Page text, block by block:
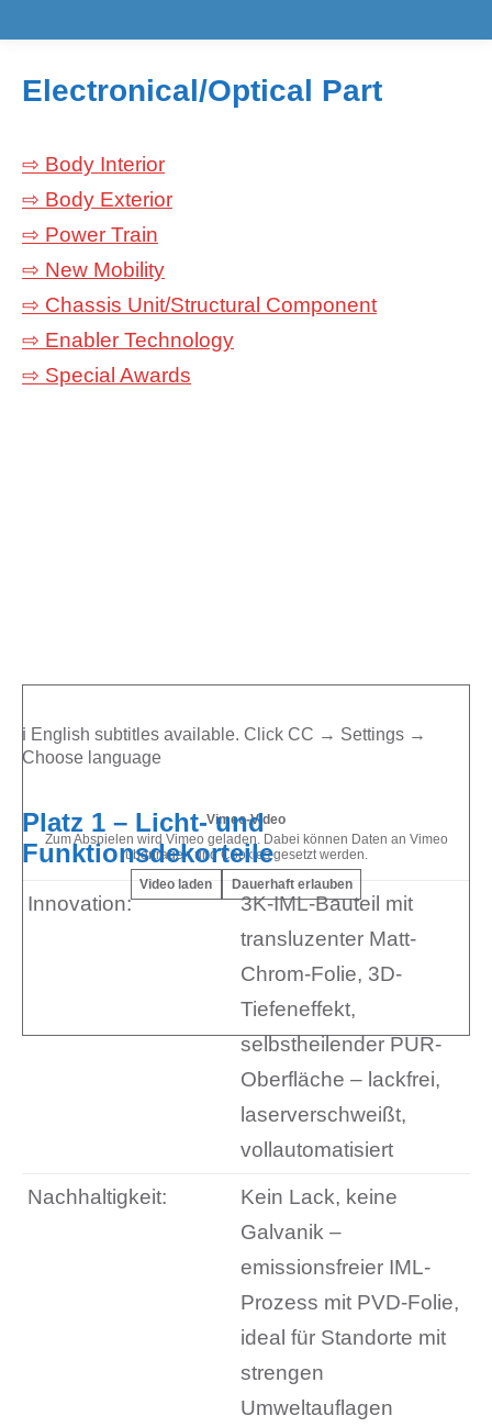
Electronical/Optical Part
⇨ Body Interior
⇨ Body Exterior
⇨ Power Train
⇨ New Mobility
⇨ Chassis Unit/Structural Component
⇨ Enabler Technology
⇨ Special Awards
Vimeo-Video
Zum Abspielen wird Vimeo geladen. Dabei können Daten an Vimeo
übertragen und Cookies gesetzt werden.
Video laden Dauerhaft erlauben
ℹ️ English subtitles available. Click CC → Settings →
Choose language
Platz 1 – Licht- und
Funktionsdekorteile
Innovation:
3K-IML-Bauteil mit
transluzenter Matt-
Chrom-Folie, 3D-
Tiefeneffekt,
selbstheilender PUR-
Oberfläche – lackfrei,
laserverschweißt,
vollautomatisiert
Nachhaltigkeit:
Kein Lack, keine
Galvanik –
emissionsfreier IML-
Prozess mit PVD-Folie,
ideal für Standorte mit
strengen
Umweltauflagen